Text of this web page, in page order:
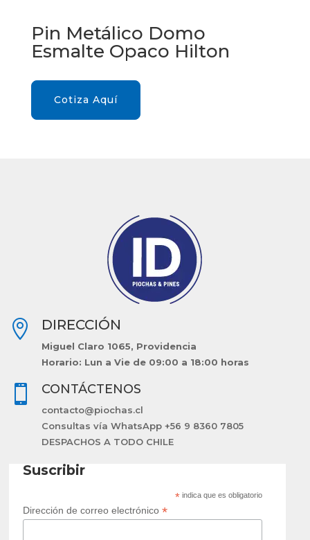
Pin Metálico Domo
Esmalte Opaco Hilton
Cotiza Aquí
 DIRECCIÓN
Miguel Claro 1065, Providencia
Horario: Lun a Vie de 09:00 a 18:00 horas
 CONTÁCTENOS
contacto@piochas.cl
Consultas vía WhatsApp +56 9 8360 7805
DESPACHOS A TODO CHILE
Suscribir
* indica que es obligatorio
Dirección de correo electrónico*